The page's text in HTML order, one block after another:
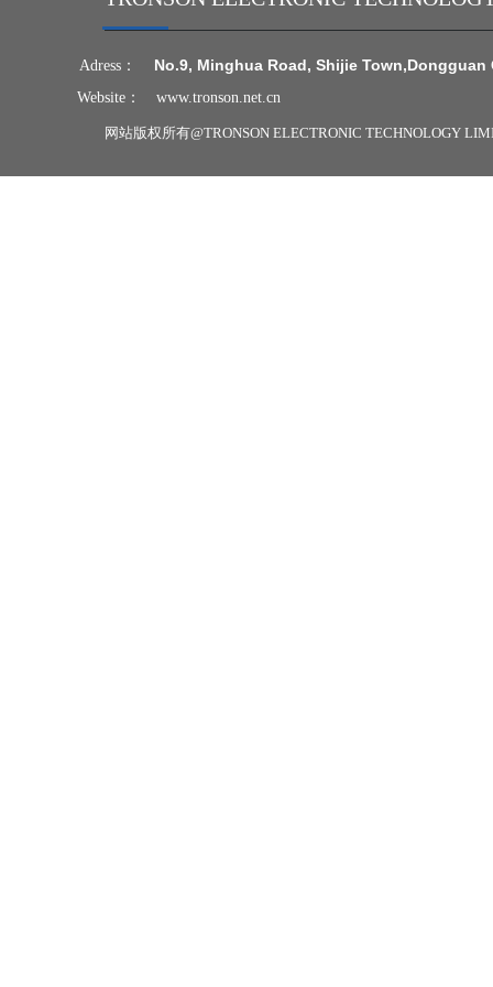
网站版权所有@TRONSON ELECTRONIC TECHNOLOGY
Adress： No.9, Minghua Road, Shijie Town,Dongguan
Website： www.tronson.net.cn